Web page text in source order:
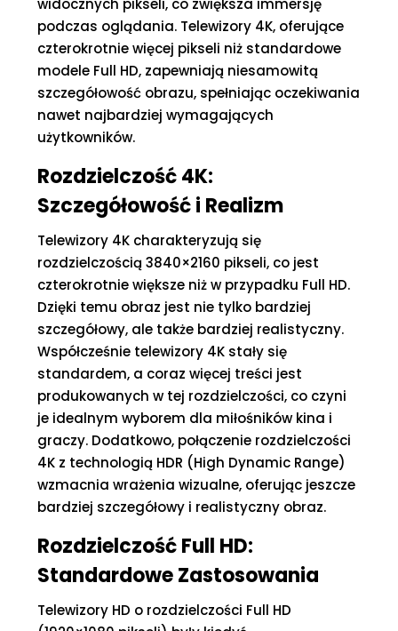
widocznych pikseli, co zwiększa immersję
podczas oglądania. Telewizory 4K, oferujące
czterokrotnie więcej pikseli niż standardowe
modele Full HD, zapewniają niesamowitą
szczegółowość obrazu, spełniając oczekiwania
nawet najbardziej wymagających
użytkowników.
Rozdzielczość 4K:
Szczegółowość i Realizm
Telewizory 4K charakteryzują się
rozdzielczością 3840×2160 pikseli, co jest
czterokrotnie większe niż w przypadku Full HD.
Dzięki temu obraz jest nie tylko bardziej
szczegółowy, ale także bardziej realistyczny.
Współcześnie telewizory 4K stały się
standardem, a coraz więcej treści jest
produkowanych w tej rozdzielczości, co czyni
je idealnym wyborem dla miłośników kina i
graczy. Dodatkowo, połączenie rozdzielczości
4K z technologią HDR (High Dynamic Range)
wzmacnia wrażenia wizualne, oferując jeszcze
bardziej szczegółowy i realistyczny obraz.
Rozdzielczość Full HD:
Standardowe Zastosowania
Telewizory HD o rozdzielczości Full HD